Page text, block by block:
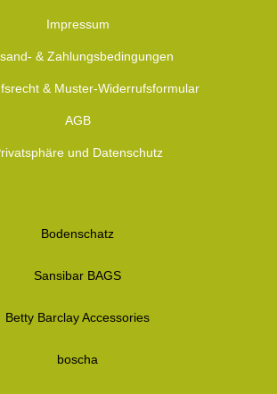
Impressum
& Zahlungsbedingungen
& Muster-Widerrufsformular
AGB
und Datenschutz
Bodenschatz
Sansibar BAGS
Betty Barclay Accessories
boscha